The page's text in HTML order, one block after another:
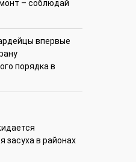
– соблюдай
впервые
порядка в
засуха в районах